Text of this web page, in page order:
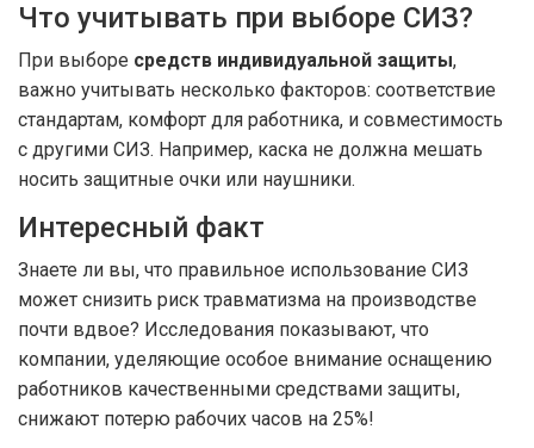
Что учитывать при выборе СИЗ?
При выборе средств индивидуальной защиты,
важно учитывать несколько факторов: соответствие
стандартам, комфорт для работника, и совместимость
с другими СИЗ. Например, каска не должна мешать
носить защитные очки или наушники.
Интересный факт
Знаете ли вы, что правильное использование СИЗ
может снизить риск травматизма на производстве
почти вдвое? Исследования показывают, что
компании, уделяющие особое внимание оснащению
работников качественными средствами защиты,
снижают потерю рабочих часов на 25%!